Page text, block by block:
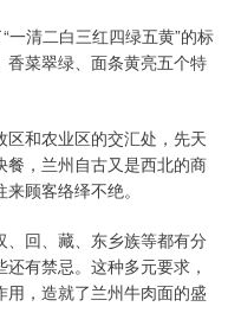
一清二白三红四绿五黄”的标
菜翠绿、面条黄亮五个特
和农业区的交汇处，先天
，兰州自古又是西北的商
顾客络绎不绝。
回、藏、东乡族等都有分
有禁忌。这种多元要求，
，造就了兰州牛肉面的盛